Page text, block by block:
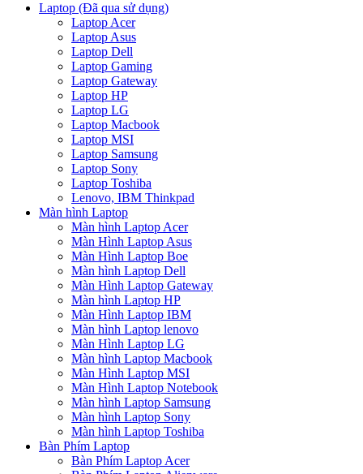
Laptop (Đã qua sử dụng)
Laptop Acer
Laptop Asus
Laptop Dell
Laptop Gaming
Laptop Gateway
Laptop HP
Laptop LG
Laptop Macbook
Laptop MSI
Laptop Samsung
Laptop Sony
Laptop Toshiba
Lenovo, IBM Thinkpad
Màn hình Laptop
Màn hình Laptop Acer
Màn Hình Laptop Asus
Màn Hình Laptop Boe
Màn hình Laptop Dell
Màn Hình Laptop Gateway
Màn hình Laptop HP
Màn Hình Laptop IBM
Màn hình Laptop lenovo
Màn Hình Laptop LG
Màn hình Laptop Macbook
Màn Hình Laptop MSI
Màn Hình Laptop Notebook
Màn hình Laptop Samsung
Màn hình Laptop Sony
Màn hình Laptop Toshiba
Bàn Phím Laptop
Bàn Phím Laptop Acer